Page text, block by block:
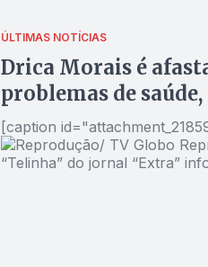
ÚLTIMAS NOTÍCIAS
Drica Morais é
problemas de
[caption
“Telinha” do jornal “Extra”